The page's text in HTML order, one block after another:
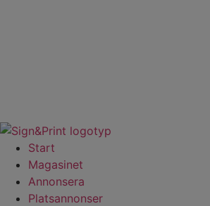
Start
Magasinet
Annonsera
Platsannonser